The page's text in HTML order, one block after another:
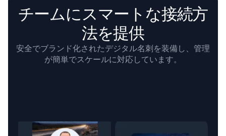
チームにスマートな接続方
法を提供
安全でブランド化されたデジタル名刺を装備し、管理
が簡単でスケールに対応しています。